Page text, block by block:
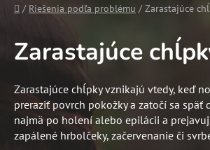
Domov
/ Riešenia podľa problému / Zarastajúce
Zarastajúce
Zarastajúce chĺpky vznikajú vtedy, keď
preraziť povrch pokožky a zatočí sa späť
najmä po holení alebo epilácii a
zapálené hrbolčeky, začervenanie či